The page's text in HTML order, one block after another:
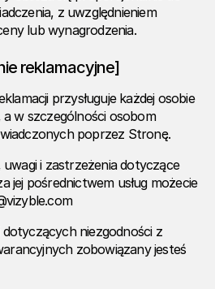
z uwzględnieniem
lub wynagrodzenia.
reklamacyjne]
przysługuje każdej osobie
w szczególności osobom
poprzez Stronę.
uwagi i zastrzeżenia dotyczące
jej pośrednictwem usług możecie
niezgodności z
zobowiązany jesteś